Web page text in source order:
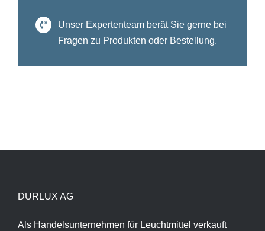
Unser Expertenteam berät Sie gerne bei
Fragen zu Produkten oder Bestellung.
DURLUX AG
Als Handelsunternehmen für Leuchtmittel verkauft